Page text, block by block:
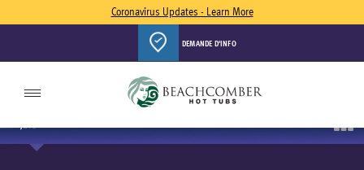
Coronavirus Updates - Learn More
DEMANDE D'INFO
Toggle
JETS